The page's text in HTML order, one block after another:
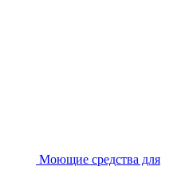
Моющие средства для